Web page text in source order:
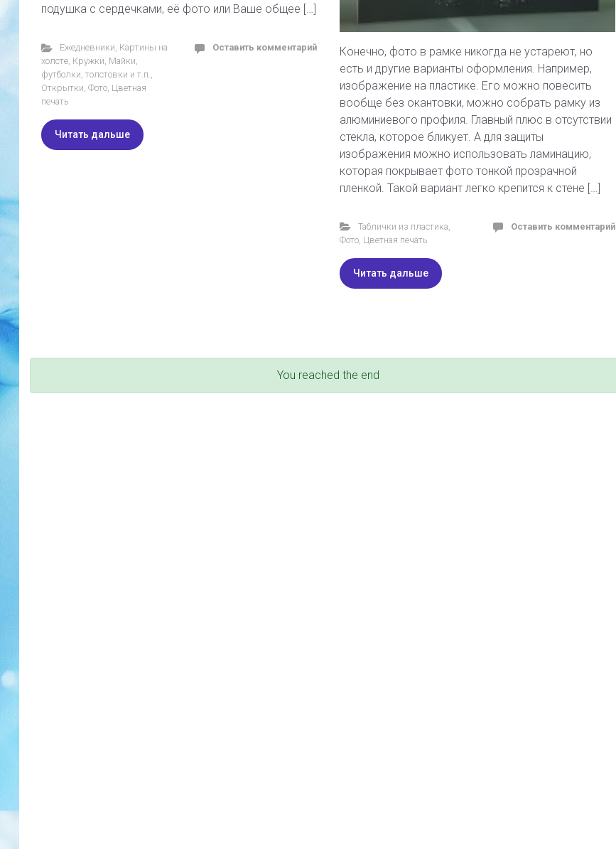
подушка с сердечками, её фото или Ваше общее […]
Ежедневники, Картины на
холсте, Кружки, Майки,
футболки, толстовки и т.п.,
Открытки, Фото, Цветная
печать
Оставить комментарий
Читать дальше
Конечно, фото в рамке никогда не устареют, но
есть и другие варианты оформления. Например,
изображение на пластике. Его можно повесить
вообще без окантовки, можно собрать рамку из
алюминиевого профиля. Главный плюс в отсутствии
стекла, которое бликует. А для защиты
изображения можно использовать ламинацию,
которая покрывает фото тонкой прозрачной
пленкой. Такой вариант легко крепится к стене […]
Таблички из пластика
Фото Цветная печать
Оставить комментарий
Читать дальше
You reached the end